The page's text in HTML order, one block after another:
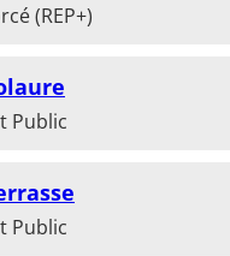
(REP+)
Public
Public